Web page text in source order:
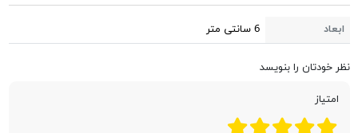
ابعاد 6 سانتی متر
نظر خودتان را بنویسد
امتیاز